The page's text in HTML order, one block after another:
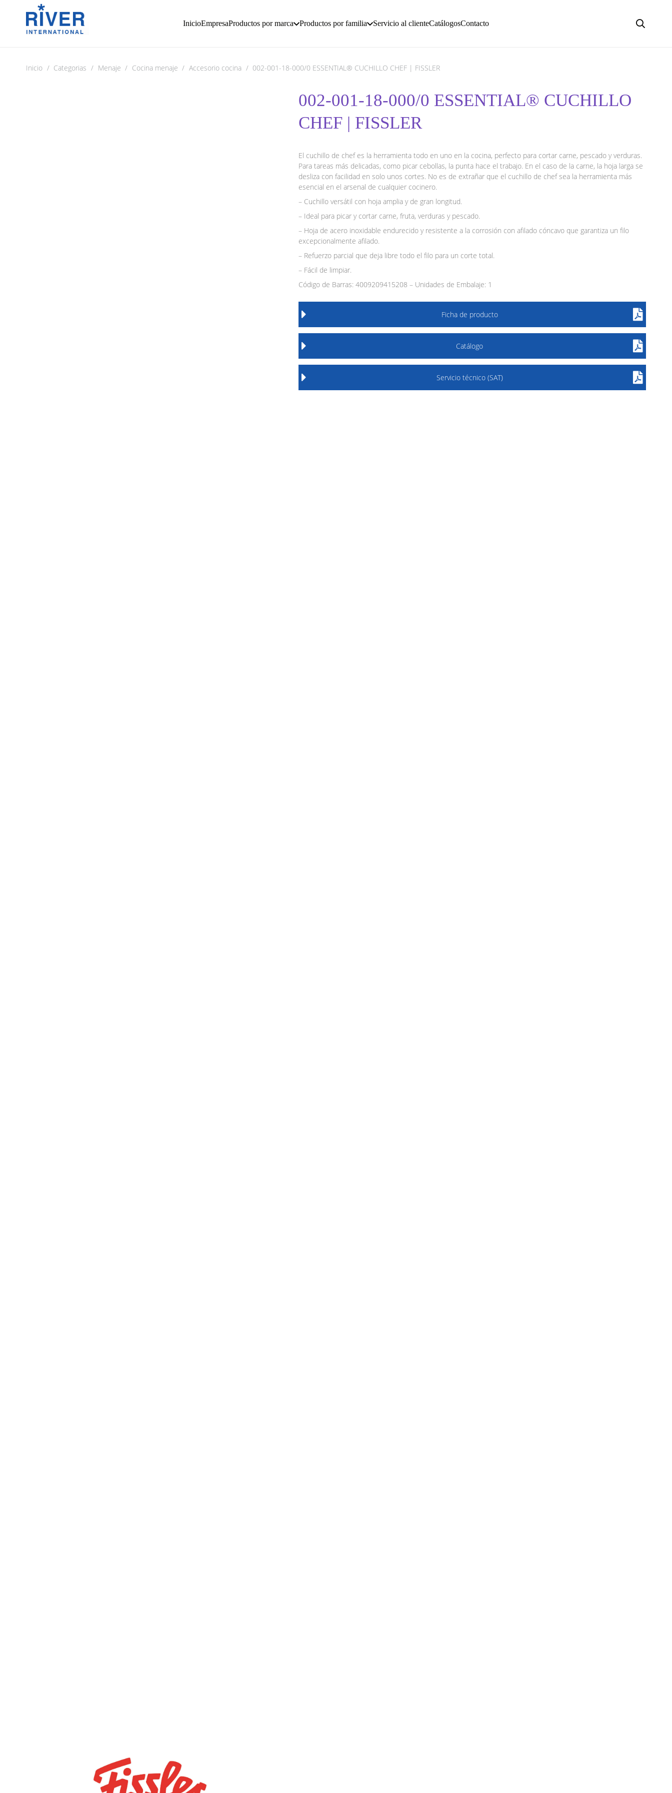
InicioEmpresaProductos por marca Productos por familia Servicio al clienteCatálogosContacto
Inicio / Categorias / Menaje / Cocina menaje / Accesorio cocina / 002-001-18-000/0 ESSENTIAL® CUCHILLO CHEF | FISSLER
002-001-18-000/0 ESSENTIAL® CUCHILLO
CHEF | FISSLER
El cuchillo de chef es la herramienta todo en uno en la cocina, perfecto para cortar carne, pescado y verduras.
Para tareas más delicadas, como picar cebollas, la punta hace el trabajo. En el caso de la carne, la hoja larga se
desliza con facilidad en solo unos cortes. No es de extrañar que el cuchillo de chef sea la herramienta más
esencial en el arsenal de cualquier cocinero.
– Cuchillo versátil con hoja amplia y de gran longitud.
– Ideal para picar y cortar carne, fruta, verduras y pescado.
– Hoja de acero inoxidable endurecido y resistente a la corrosión con afilado cóncavo que garantiza un filo
excepcionalmente afilado.
– Refuerzo parcial que deja libre todo el filo para un corte total.
– Fácil de limpiar.
Código de Barras: 4009209415208 – Unidades de Embalaje: 1
Ficha de producto
Catálogo
Servicio técnico (SAT)